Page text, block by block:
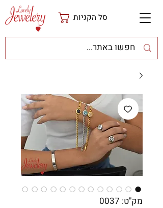
סל הקניות
מק"ט: 0037